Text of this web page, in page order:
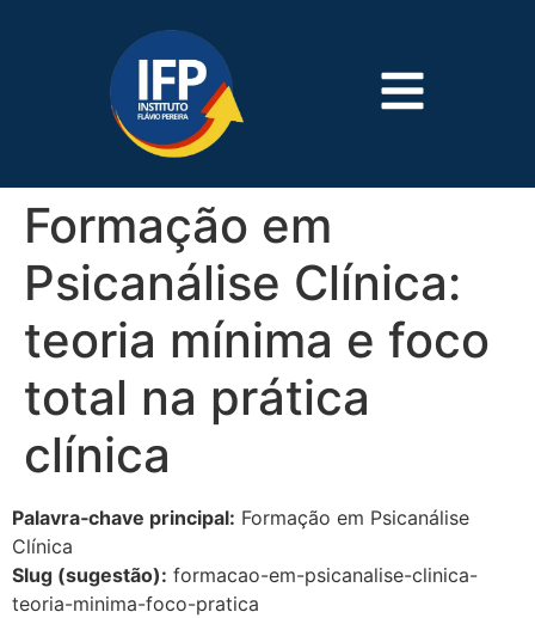
Formação em
Psicanálise Clínica:
teoria mínima e foco
total na prática
clínica
Palavra‑chave principal: Formação em Psicanálise
Clínica
Slug (sugestão): formacao-em-psicanalise-clinica-
teoria-minima-foco-pratica